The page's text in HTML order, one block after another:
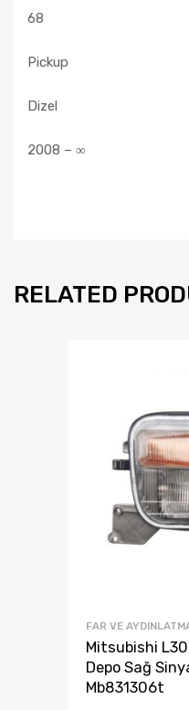
68
Pickup
Dizel
2008 – ∞
RELATED
FAR VE
Mitsubishi
Depo Sağ
Mb831306t